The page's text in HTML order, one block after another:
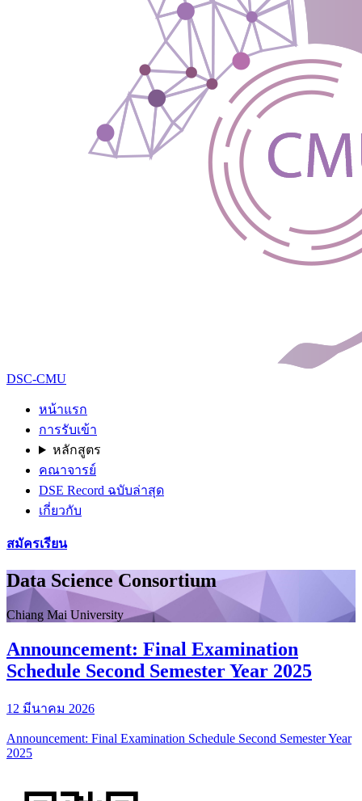
DSC-CMU
หน้าแรก
การรับเข้า
หลักสูตร
คณาจารย์
DSE Record ฉบับล่าสุด
เกี่ยวกับ
สมัครเรียน
Data Science Consortium
Chiang Mai University
Announcement: Final Examination
Schedule Second Semester Year 2025
12 มีนาคม 2026
Announcement: Final Examination Schedule Second Semester Year
2025